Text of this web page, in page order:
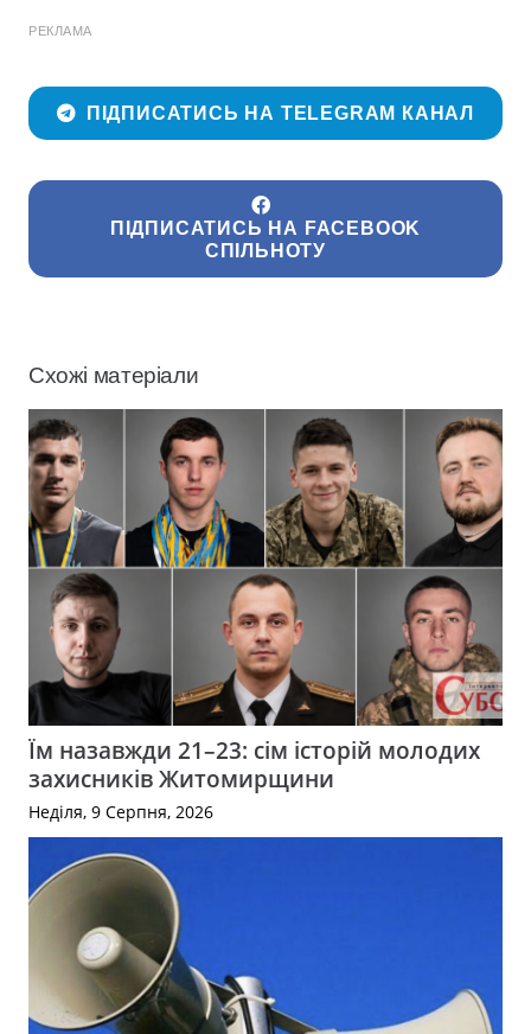
РЕКЛАМА
ПІДПИСАТИСЬ НА TELEGRAM КАНАЛ
ПІДПИСАТИСЬ НА FACEBOOK
СПІЛЬНОТУ
Схожі матеріали
Їм назавжди 21–23: сім історій молодих
захисників Житомирщини
Неділя, 9 Серпня, 2026